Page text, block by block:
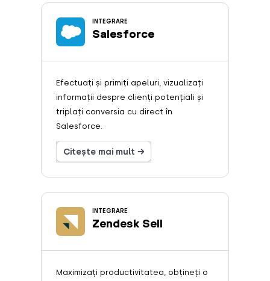
INTEGRARE
Salesforce
Efectuați și primiți apeluri, vizualizați
informații despre clienți potențiali și
triplați conversia cu direct în
Salesforce.
Citește mai mult →
INTEGRARE
Zendesk Sell
Maximizați productivitatea, obțineți o